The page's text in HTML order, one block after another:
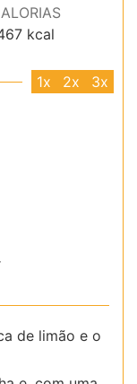
kcal
1x 2x
3x
de limão e o